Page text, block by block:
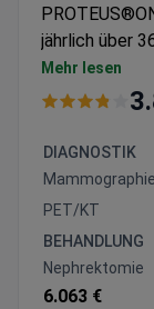
jährlich über
Führt über
1.100
zur
Mehr lesen
DIAGNOSTIK
Mammographie
PET/KT
BEHANDLUNG
Nephrektomie
6.063 €